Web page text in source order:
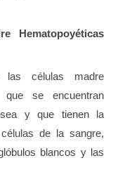
Hematopoyéticas
las células madre
que se encuentran
y que tienen la
de la sangre,
blancos y las